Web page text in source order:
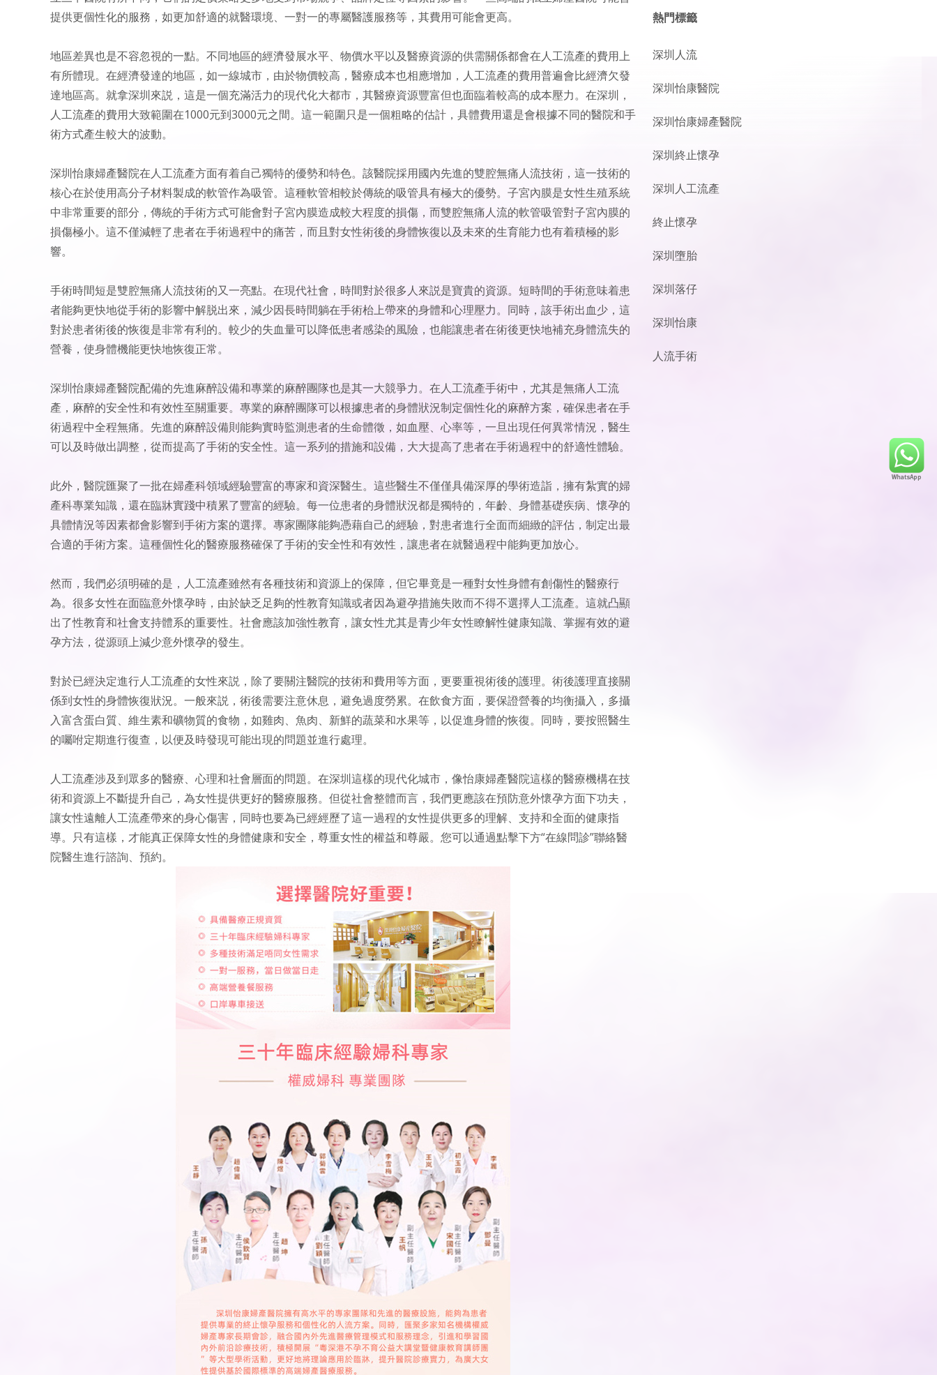
提供更個性化的服務，如更加舒適的就醫環境、一對一的專屬醫護服務等，其費用可能會更高。
地區差異也是不容忽視的一點。不同地區的經濟發展水平、物價水平以及醫療資源的供需關係都會在人工流產的費用上
有所體現。在經濟發達的地區，如一線城市，由於物價較高，醫療成本也相應增加，人工流產的費用普遍會比經濟欠發
達地區高。就拿深圳來説，這是一個充滿活力的現代化大都市，其醫療資源豐富但也面臨着較高的成本壓力。在深圳，
人工流產的費用大致範圍在1000元到3000元之間。這一範圍只是一個粗略的估計，具體費用還是會根據不同的醫院和手
術方式產生較大的波動。
深圳怡康婦產醫院在人工流產方面有着自己獨特的優勢和特色。該醫院採用國內先進的雙腔無痛人流技術，這一技術的
核心在於使用高分子材料製成的軟管作為吸管。這種軟管相較於傳統的吸管具有極大的優勢。子宮內膜是女性生殖系統
中非常重要的部分，傳統的手術方式可能會對子宮內膜造成較大程度的損傷，而雙腔無痛人流的軟管吸管對子宮內膜的
損傷極小。這不僅減輕了患者在手術過程中的痛苦，而且對女性術後的身體恢復以及未來的生育能力也有着積極的影
響。
手術時間短是雙腔無痛人流技術的又一亮點。在現代社會，時間對於很多人來説是寶貴的資源。短時間的手術意味着患
者能夠更快地從手術的影響中解脱出來，減少因長時間躺在手術枱上帶來的身體和心理壓力。同時，該手術出血少，這
對於患者術後的恢復是非常有利的。較少的失血量可以降低患者感染的風險，也能讓患者在術後更快地補充身體流失的
營養，使身體機能更快地恢復正常。
深圳怡康婦產醫院配備的先進麻醉設備和專業的麻醉團隊也是其一大競爭力。在人工流產手術中，尤其是無痛人工流
產，麻醉的安全性和有效性至關重要。專業的麻醉團隊可以根據患者的身體狀況制定個性化的麻醉方案，確保患者在手
術過程中全程無痛。先進的麻醉設備則能夠實時監測患者的生命體徵，如血壓、心率等，一旦出現任何異常情況，醫生
可以及時做出調整，從而提高了手術的安全性。這一系列的措施和設備，大大提高了患者在手術過程中的舒適性體驗。
此外，醫院匯聚了一批在婦產科領域經驗豐富的專家和資深醫生。這些醫生不僅僅具備深厚的學術造詣，擁有紮實的婦
產科專業知識，還在臨牀實踐中積累了豐富的經驗。每一位患者的身體狀況都是獨特的，年齡、身體基礎疾病、懷孕的
具體情況等因素都會影響到手術方案的選擇。專家團隊能夠憑藉自己的經驗，對患者進行全面而細緻的評估，制定出最
合適的手術方案。這種個性化的醫療服務確保了手術的安全性和有效性，讓患者在就醫過程中能夠更加放心。
然而，我們必須明確的是，人工流產雖然有各種技術和資源上的保障，但它畢竟是一種對女性身體有創傷性的醫療行
為。很多女性在面臨意外懷孕時，由於缺乏足夠的性教育知識或者因為避孕措施失敗而不得不選擇人工流產。這就凸顯
出了性教育和社會支持體系的重要性。社會應該加強性教育，讓女性尤其是青少年女性瞭解性健康知識、掌握有效的避
孕方法，從源頭上減少意外懷孕的發生。
對於已經決定進行人工流產的女性來説，除了要關注醫院的技術和費用等方面，更要重視術後的護理。術後護理直接關
係到女性的身體恢復狀況。一般來説，術後需要注意休息，避免過度勞累。在飲食方面，要保證營養的均衡攝入，多攝
入富含蛋白質、維生素和礦物質的食物，如雞肉、魚肉、新鮮的蔬菜和水果等，以促進身體的恢復。同時，要按照醫生
的囑咐定期進行復查，以便及時發現可能出現的問題並進行處理。
人工流產涉及到眾多的醫療、心理和社會層面的問題。在深圳這樣的現代化城市，像怡康婦產醫院這樣的醫療機構在技
術和資源上不斷提升自己，為女性提供更好的醫療服務。但從社會整體而言，我們更應該在預防意外懷孕方面下功夫，
讓女性遠離人工流產帶來的身心傷害，同時也要為已經經歷了這一過程的女性提供更多的理解、支持和全面的健康指
導。只有這樣，才能真正保障女性的身體健康和安全，尊重女性的權益和尊嚴。您可以通過點擊下方“在線問診”聯絡醫
院醫生進行諮詢、預約。
熱門標籤
深圳人流
深圳怡康醫院
深圳怡康婦產醫院
深圳終止懷孕
深圳人工流產
終止懷孕
深圳墮胎
深圳落仔
深圳怡康
人流手術